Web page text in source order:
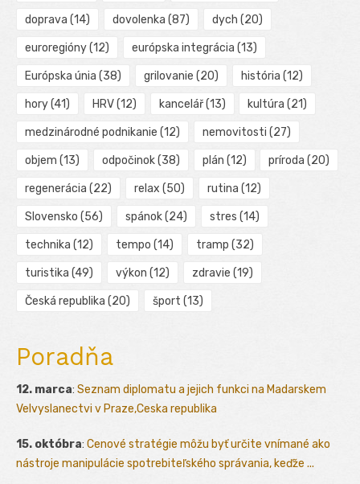
doprava (14) dovolenka (87) dych (20)
euroregióny(12) európska integrácia (13)
Európska únia (38) grilovanie (20) história (12)
hory(41) HRV(12) kancelář(13) kultúra (21)
medzinárodné podnikanie (12) nemovitosti (27)
objem (13) odpočinok(38) plán (12) príroda (20)
regenerácia (22) relax (50) rutina (12)
Slovensko (56) spánok(24) stres (14)
technika (12) tempo (14) tramp (32)
turistika (49) výkon (12) zdravie (19)
Česká republika (20) šport (13)
Poradňa
12. marca: Seznam diplomatu a jejich funkci na Madarskem
Velvyslanectvi v Praze,Ceska republika
15. októbra: Cenové stratégie môžu byť určite vnímané ako
nástroje manipulácie spotrebiteľského správania, keďže ...